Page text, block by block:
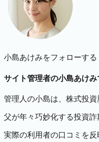
小島あけみをフォローする
サイト管理者の小島あけみ
管理人の小島は、株式投資
父が年々巧妙化する投資
実際の利用者の口コミを